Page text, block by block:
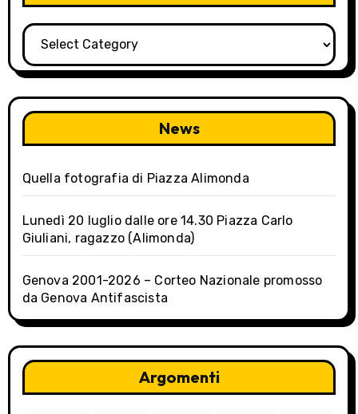
Categorie
News
Quella fotografia di Piazza Alimonda
Lunedì 20 luglio dalle ore 14.30 Piazza Carlo
Giuliani, ragazzo (Alimonda)
Genova 2001-2026 – Corteo Nazionale promosso
da Genova Antifascista
Argomenti